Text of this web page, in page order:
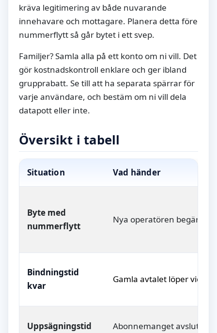
kräva legitimering av både nuvarande
innehavare och mottagare. Planera detta före
nummerflytt så går bytet i ett svep.
Familjer? Samla alla på ett konto om ni vill. Det
gör kostnadskontroll enklare och ger ibland
grupprabatt. Se till att ha separata spärrar för
varje användare, och bestäm om ni vill dela
datapott eller inte.
Översikt i tabell
Situation Vad händer
Byte med
nummerflytt
Nya operatören begär
Bindningstid
kvar
Gamla avtalet löper
Uppsägningstid Abonnemanget avslutas